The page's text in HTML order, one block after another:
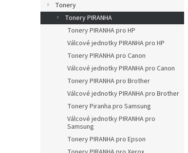
a
n
Tonery
Tonery PIRANHA
Tonery PIRANHA pro HP
Válcové jednotky PIRANHA pro HP
Tonery PIRANHA pro Canon
Válcové jednotky PIRANHA pro Canon
Tonery PIRANHA pro Brother
Válcové jednotky PIRANHA pro Brother
Tonery Piranha pro Samsung
Válcové jednotky PIRANHA pro
Samsung
Tonery PIRANHA pro Epson